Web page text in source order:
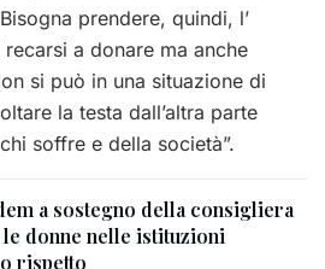
prendere, quindi, l’
a donare ma anche
si può in una situazione di
la testa dall’altra parte
soffre e della società”.
a sostegno della consigliera
donne nelle istituzioni
rispetto